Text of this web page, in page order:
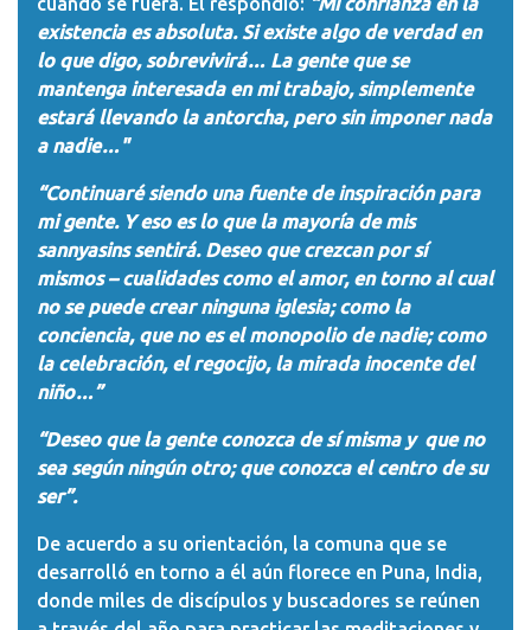
existencia es absoluta. Si existe algo de verdad en
lo que digo, sobrevivirá… La gente que se
mantenga interesada en mi trabajo, simplemente
estará llevando la antorcha, pero sin imponer nada
a nadie…"
“Continuaré siendo una fuente de inspiración para
mi gente. Y eso es lo que la mayoría de mis
sannyasins sentirá. Deseo que crezcan por sí
mismos – cualidades como el amor, en torno al cual
no se puede crear ninguna iglesia; como la
conciencia, que no es el monopolio de nadie; como
la celebración, el regocijo, la mirada inocente del
niño…”
“Deseo que la gente conozca de sí misma y que no
sea según ningún otro; que conozca el centro de su
ser”.
De acuerdo a su orientación, la comuna que se
desarrolló en torno a él aún florece en Puna, India,
donde miles de discípulos y buscadores se reúnen